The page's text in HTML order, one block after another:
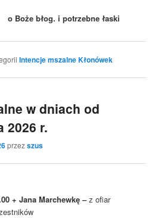
błog. i potrzebne łaski
Intencje mszalne Kłonówek
w dniach od
2026 r.
przezszus
+ Jana Marchewkę –z ofiar